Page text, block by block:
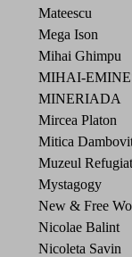
Mateescu
Mega Ison
Mihai Ghimpu
MIHAI-
MINERIADA
Mircea Platon
Mitica
Muzeul
Mystagogy
New & Free
Nicolae Balint
Nicoleta Savin